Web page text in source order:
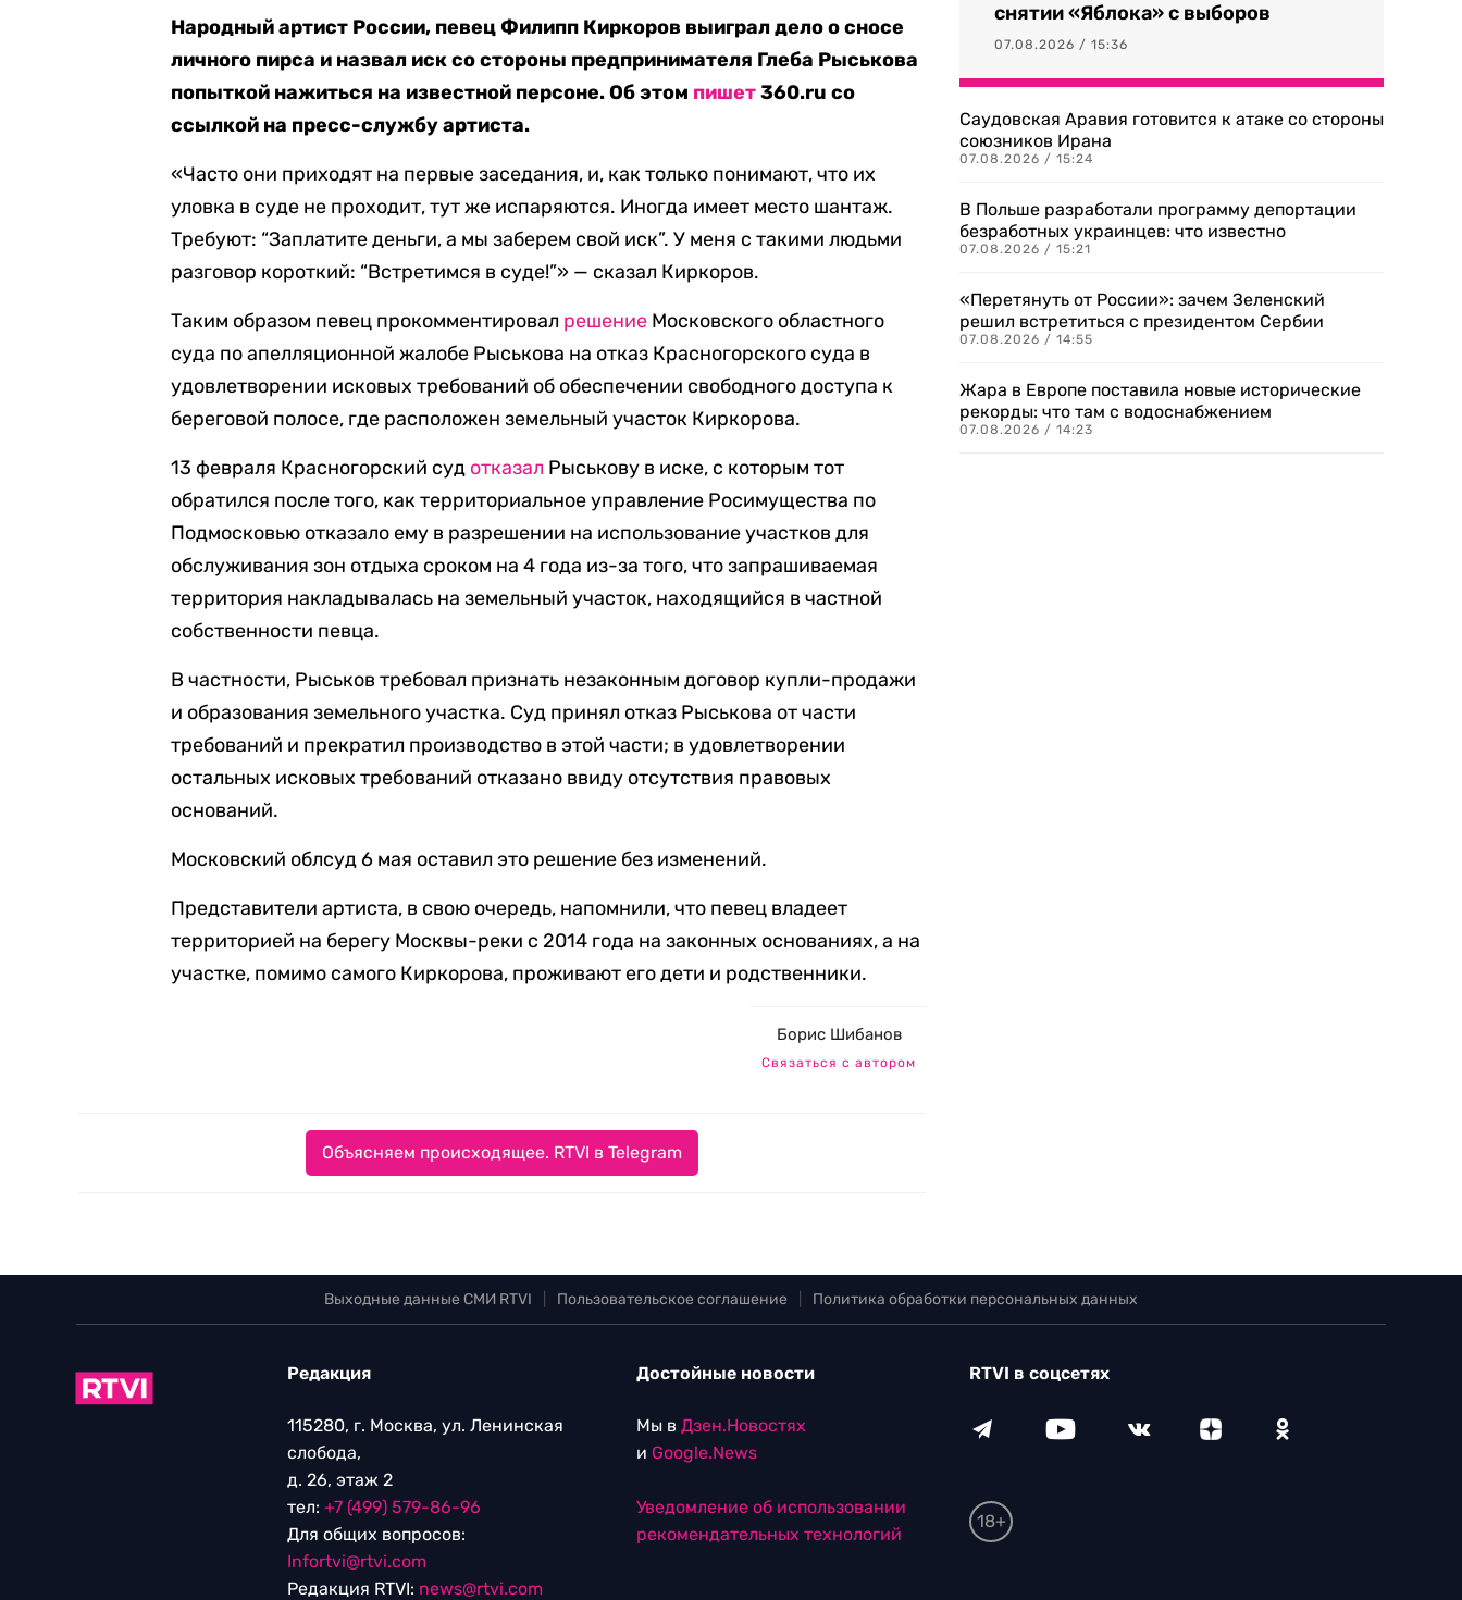
Народный артист России, певец Филипп Киркоров выиграл дело о сносе
личного пирса и назвал иск со стороны предпринимателя Глеба Рыськова
попыткой нажиться на известной персоне. Об этом пишет360.ru со
ссылкой на пресс-службу артиста.
«Часто они приходят на первые заседания, и, как только понимают, что их
уловка в суде не проходит, тут же испаряются. Иногда имеет место шантаж.
Требуют: “Заплатите деньги, а мы заберем свой иск”. У меня с такими людьми
разговор короткий: “Встретимся в суде!”» — сказал Киркоров.
Таким образом певец прокомментировал решение Московского областного
суда по апелляционной жалобе Рыськова на отказ Красногорского суда в
удовлетворении исковых требований об обеспечении свободного доступа к
береговой полосе, где расположен земельный участок Киркорова.
13 февраля Красногорский суд отказал Рыськову в иске, с которым тот
обратился после того, как территориальное управление Росимущества по
Подмосковью отказало ему в разрешении на использование участков для
обслуживания зон отдыха сроком на 4 года из-за того, что запрашиваемая
территория накладывалась на земельный участок, находящийся в частной
собственности певца.
В частности, Рыськов требовал признать незаконным договор купли-продажи
и образования земельного участка. Суд принял отказ Рыськова от части
требований и прекратил производство в этой части; в удовлетворении
остальных исковых требований отказано ввиду отсутствия правовых
оснований.
Московский облсуд 6 мая оставил это решение без изменений.
Представители артиста, в свою очередь, напомнили, что певец владеет
территорией на берегу Москвы-реки с 2014 года на законных основаниях, а на
участке, помимо самого Киркорова, проживают его дети и родственники.
Борис Шибанов
Связаться с автором
Объясняем происходящее. RTVI в Telegram
снятии «Яблока» с выборов
07.08.2026 / 15:36
Саудовская Аравия готовится к атаке со стороны
союзников Ирана
07.08.2026 / 15:24
В Польше разработали программу депортации
безработных украинцев: что известно
07.08.2026 / 15:21
«Перетянуть от России»: зачем Зеленский
решил встретиться с президентом Сербии
07.08.2026 / 14:55
Жара в Европе поставила новые исторические
рекорды: что там с водоснабжением
07.08.2026 / 14:23
Выходные данные СМИ RTVI Пользовательское соглашение Политика обработки персональных данных
Редакция
115280, г. Москва, ул. Ленинская
слобода,
д. 26, этаж 2
тел: +7 (499) 579-86-96
Для общих вопросов:
Infortvi@rtvi.com
Редакция RTVI: news@rtvi.com
Достойные новости
Мы в Дзен.Новостях
и Google.News
Уведомление об использовании
рекомендательных технологий
RTVI в соцсетях
18+